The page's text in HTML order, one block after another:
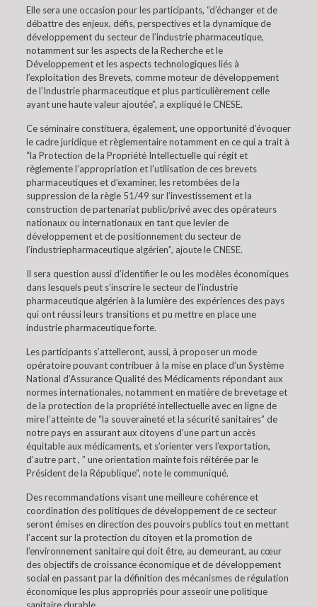
Elle sera une occasion pour les participants, “d’échanger et de
débattre des enjeux, défis, perspectives et la dynamique de
développement du secteur de l’industrie pharmaceutique,
notamment sur les aspects de la Recherche et le
Développement et les aspects technologiques liés à
l’exploitation des Brevets, comme moteur de développement
de l’Industrie pharmaceutique et plus particulièrement celle
ayant une haute valeur ajoutée”, a expliqué le CNESE.
Ce séminaire constituera, également, une opportunité d’évoquer
le cadre juridique et règlementaire notamment en ce qui a trait à
“la Protection de la Propriété Intellectuelle qui régit et
règlemente l’appropriation et l’utilisation de ces brevets
pharmaceutiques et d’examiner, les retombées de la
suppression de la règle 51/49 sur l’investissement et la
construction de partenariat public/privé avec des opérateurs
nationaux ou internationaux en tant que levier de
développement et de positionnement du secteur de
l’industriepharmaceutique algérien”, ajoute le CNESE.
Il sera question aussi d’identifier le ou les modèles économiques
dans lesquels peut s’inscrire le secteur de l’industrie
pharmaceutique algérien à la lumière des expériences des pays
qui ont réussi leurs transitions et pu mettre en place une
industrie pharmaceutique forte.
Les participants s’attelleront, aussi, à proposer un mode
opératoire pouvant contribuer à la mise en place d’un Système
National d’Assurance Qualité des Médicaments répondant aux
normes internationales, notamment en matière de brevetage et
de la protection de la propriété intellectuelle avec en ligne de
mire l’atteinte de “la souveraineté et la sécurité sanitaires” de
notre pays en assurant aux citoyens d’une part un accès
équitable aux médicaments, et s’orienter vers l’exportation,
d’autre part , ” une orientation mainte fois réitérée par le
Président de la République”, note le communiqué.
Des recommandations visant une meilleure cohérence et
coordination des politiques de développement de ce secteur
seront émises en direction des pouvoirs publics tout en mettant
l’accent sur la protection du citoyen et la promotion de
l’environnement sanitaire qui doit être, au demeurant, au cœur
des objectifs de croissance économique et de développement
social en passant par la définition des mécanismes de régulation
économique les plus appropriés pour asseoir une politique